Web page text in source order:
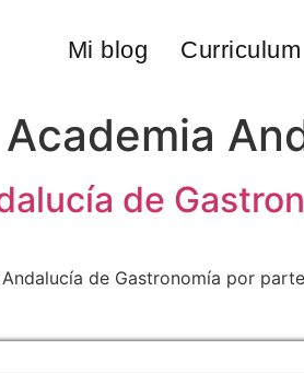
Mi blog Curriculum
Academia
de
de Gastronomía por